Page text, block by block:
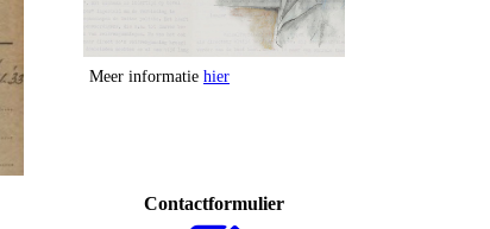
Meer informatie hier
Contactformulier